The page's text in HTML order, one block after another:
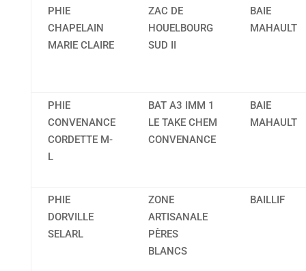
PHIE
CHAPELAIN
MARIE CLAIRE
ZAC DE
HOUELBOURG
SUD II
BAIE
MAHAULT
PHIE
CONVENANCE
CORDETTE M-
L
BAT A3 IMM 1
LE TAKE CHEM
CONVENANCE
BAIE
MAHAULT
PHIE
DORVILLE
SELARL
ZONE
ARTISANALE
PÈRES
BLANCS
BAILLIF